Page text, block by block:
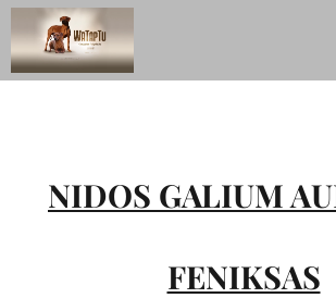
NIDOS GALIUM
FENIKSAS